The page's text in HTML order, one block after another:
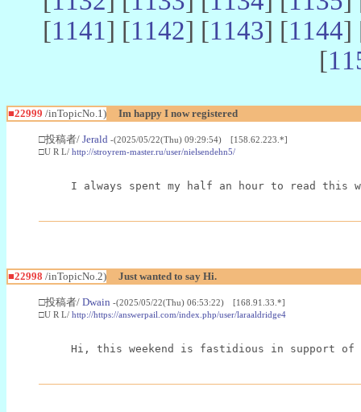
[1141] [1142] [1143] [1144]
[
■22999 /inTopicNo.1) Im happy I now registered
□投稿者/ Jerald -(2025/05/22(Thu) 09:29:54) [158.62.223.*]
□U R L/ http://stroyrem-master.ru/user/nielsendehn5/
I always spent my half an hour to read
■22998 /inTopicNo.2) Just wanted to say Hi.
□投稿者/ Dwain -(2025/05/22(Thu) 06:53:22) [168.91.33.*]
□U R L/ http://https://answerpail.com/index.php/user/laraaldridge4
Hi, this weekend is fastidious in support of